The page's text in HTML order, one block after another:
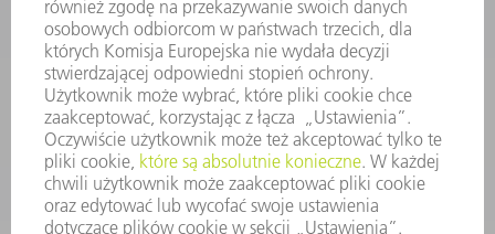
KONTAKT
Dział Części Zamiennych i Narzędzi
48225753936
8.00 - 17.00
czesci.zamienne@trumpf.com